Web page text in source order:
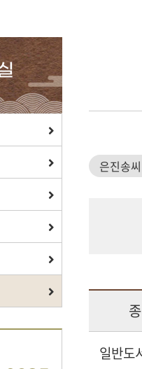
은진송
일반도